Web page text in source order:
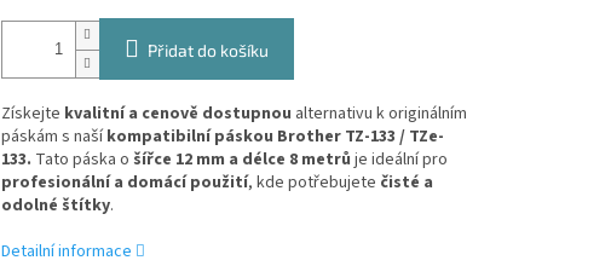
Přidat do košíku
Získejte kvalitní a cenově dostupnou alternativu k originálním
páskám s našíkompatibilní páskou Brother TZ-133 / TZe-
133. Tato páska o šířce 12 mm a délce 8 metrů je ideální pro
profesionální a domácí použití, kde potřebujete čisté a
odolné štítky.
Detailní informace